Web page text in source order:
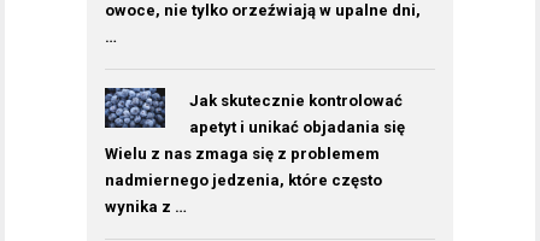
owoce, nie tylko orzeźwiają w upalne dni,
…
Jak skutecznie kontrolować
apetyt i unikać objadania się
Wielu z nas zmaga się z problemem
nadmiernego jedzenia, które często
wynika z …